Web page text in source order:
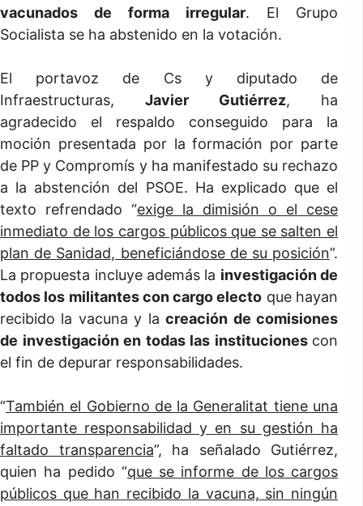
vacunados de forma irregular. El Grupo
Socialista se ha abstenido en la votación.
El portavoz de Cs y diputado de
Infraestructuras, Javier Gutiérrez, ha
agradecido el respaldo conseguido para la
moción presentada por la formación por parte
de PP y Compromís y ha manifestado su rechazo
a la abstención del PSOE. Ha explicado que el
texto refrendado “exige la dimisión o el cese
inmediato de los cargos públicos que se salten el
plan de Sanidad, beneficiándose de su posición”.
La propuesta incluye además la investigación de
todos los militantes con cargo electo que hayan
recibido la vacuna y lacreación de comisiones
de investigación en todas las instituciones con
el fin de depurar responsabilidades.
“También el Gobierno de la Generalitat tiene una
importante responsabilidad y en su gestión ha
faltado transparencia”, ha señalado Gutiérrez,
quien ha pedido “que se informe de los cargos
públicos que han recibido la vacuna, sin ningún